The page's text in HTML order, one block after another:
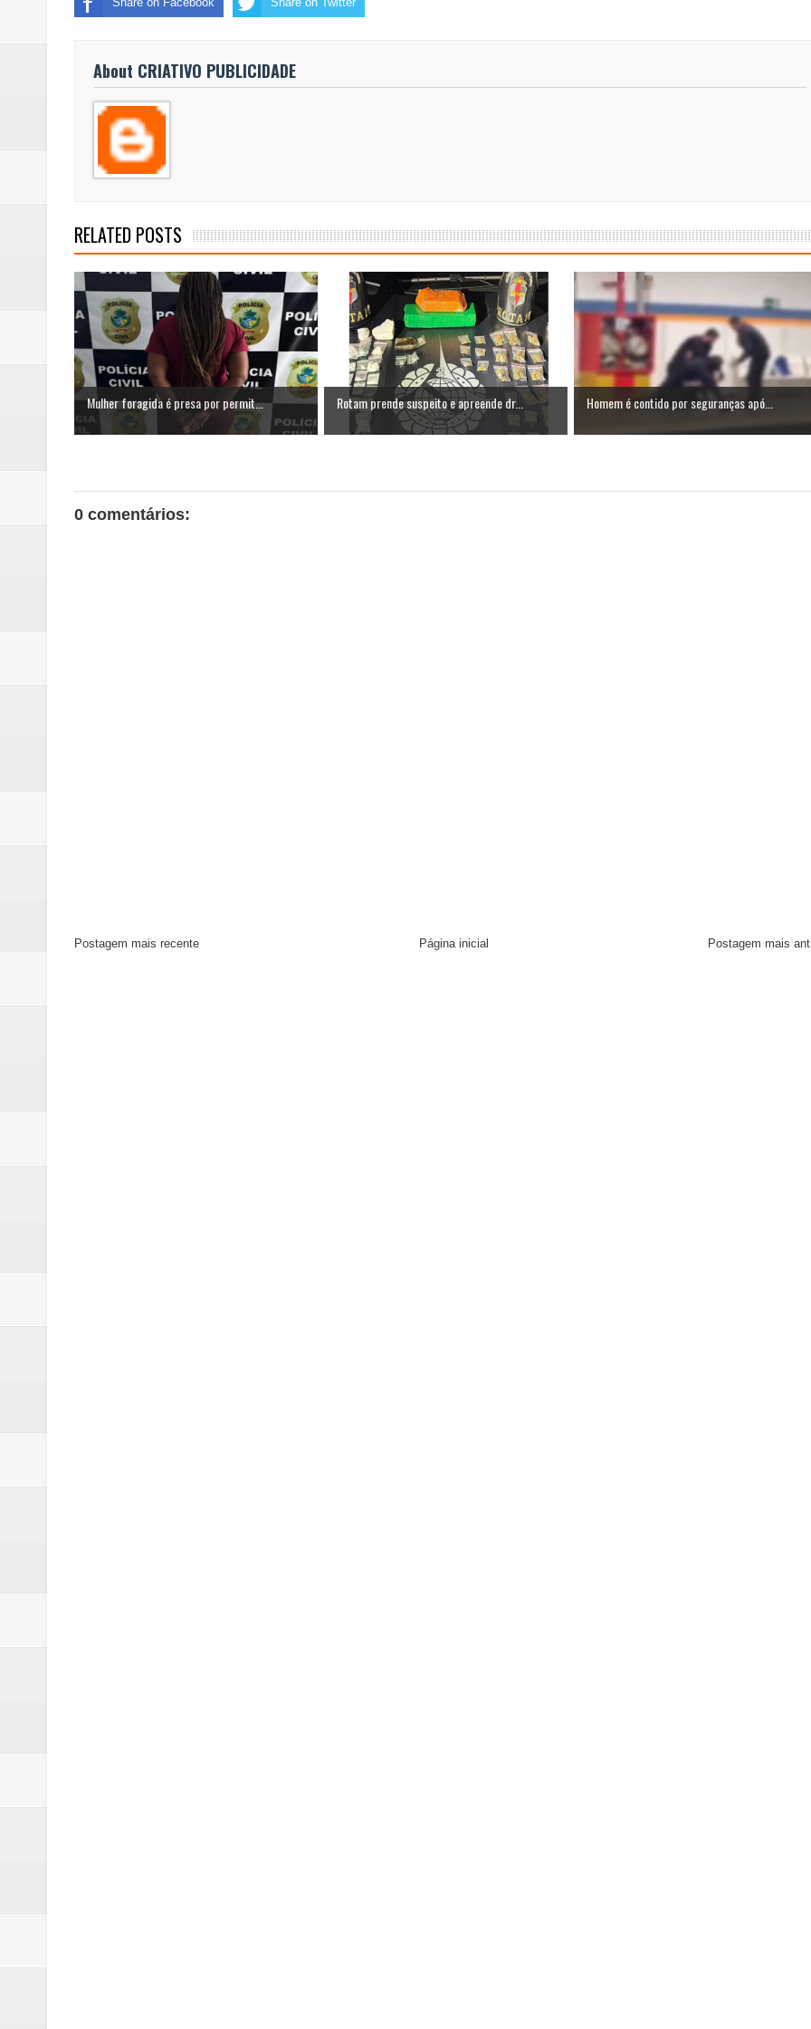
Hamilton Tatu confirma pré-candidatura à CLDF por Samambaia: “Estou preparado”
About CRIATIVO PUBLICIDADE
RELATED POSTS
Mulher foragida é presa por permit... Rotam prende suspeito e apreende dr... Homem é contido por seguranças apó...
0 comentários:
Postagem mais recente Postagem mais
Página inicial